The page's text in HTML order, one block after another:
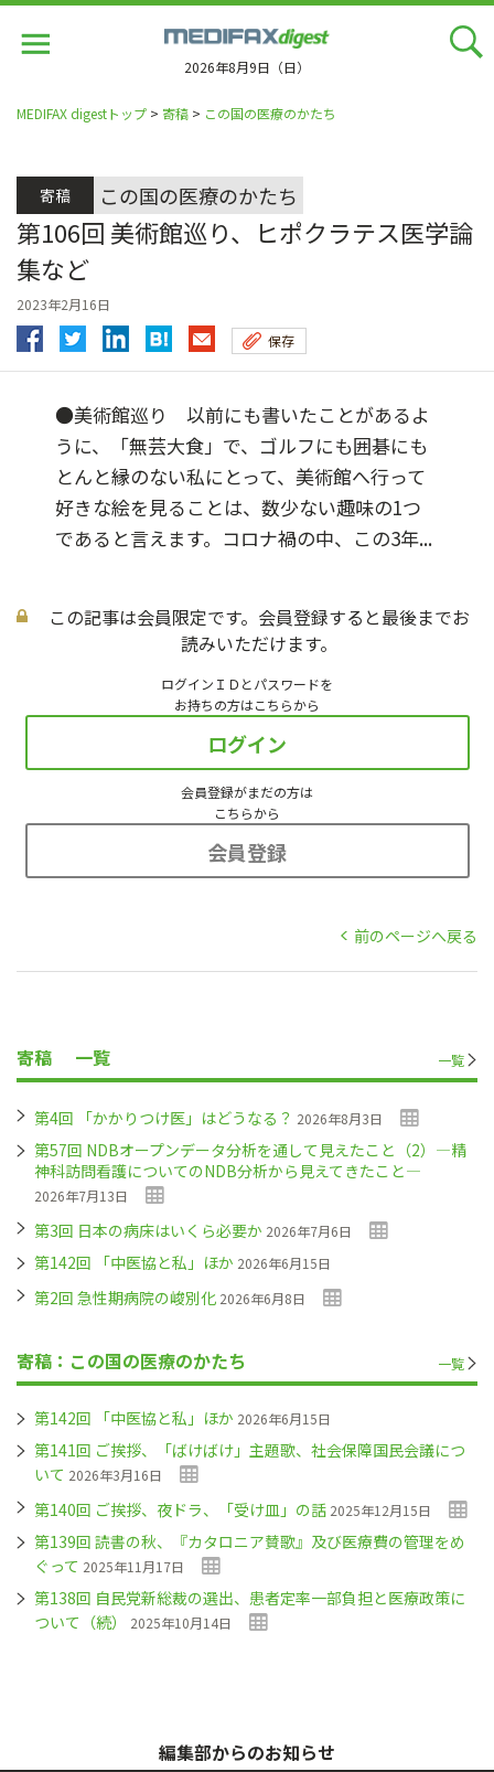
2026年8月9日（日）
MEDIFAX digestトップ > 寄稿 > この国の医療のかたち
寄稿 この国の医療のかたち
第106回 美術館巡り、ヒポクラテス医学論
集など
2023年2月16日
保存
●美術館巡り 以前にも書いたことがあるよ
うに、「無芸大食」で、ゴルフにも囲碁にも
とんと縁のない私にとって、美術館へ行って
好きな絵を見ることは、数少ない趣味の1つ
であると言えます。コロナ禍の中、この3年...
この記事は会員限定です。会員登録すると最後までお
読みいただけます。
ログインＩＤとパスワードを
お持ちの方はこちらから
ログイン
会員登録がまだの方は
こちらから
会員登録
前のページへ戻る
寄稿 一覧 一覧
第4回 「かかりつけ医」はどうなる？ 2026年8月3日
第57回 NDBオープンデータ分析を通して見えたこと（2）―精
神科訪問看護についてのNDB分析から見えてきたこと―
2026年7月13日
第3回 日本の病床はいくら必要か 2026年7月6日
第142回 「中医協と私」ほか 2026年6月15日
第2回 急性期病院の峻別化 2026年6月8日
寄稿：この国の医療のかたち 一覧
第142回 「中医協と私」ほか 2026年6月15日
第141回 ご挨拶、「ばけばけ」主題歌、社会保障国民会議につ
いて 2026年3月16日
第140回 ご挨拶、夜ドラ、「受け皿」の話 2025年12月15日
第139回 読書の秋、『カタロニア賛歌』及び医療費の管理をめ
ぐって 2025年11月17日
第138回 自民党新総裁の選出、患者定率一部負担と医療政策に
ついて（続）
2025年10月14日
編集部からのお知らせ